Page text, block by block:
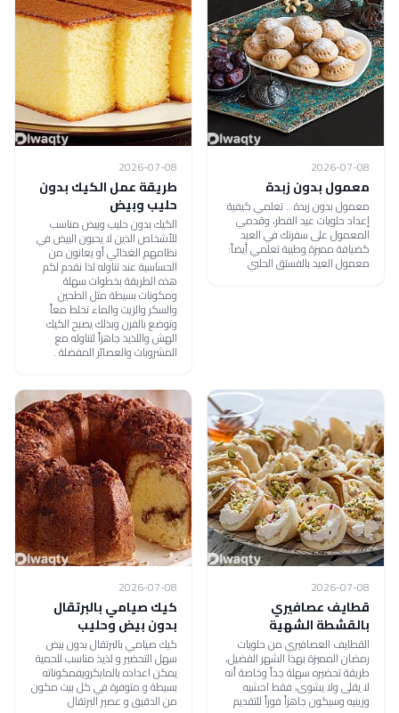
2026-07-08
معمول بدون زبدة
معمول بدون زبدة .. تعلمي كيفية
إعداد حلويات عيد الفطر، وقدمي
المعمول على سفرتك في العيد
كضيافة مميزة وطيبة تعلمي أيضاً:
معمول العيد بالفستق الحلبي
2026-07-08
طريقة عمل الكيك بدون
حليب وبيض
الكيك بدون حليب وبيض مناسب
للأشخاص الذين لا يحبون البيض في
نظامهم الغذائي أو يعانون من
الحساسية عند تناوله لذا نقدم لكم
هذه الطريقة بخطوات سهلة
ومكونات بسيطة مثل الطحين
والسكر والزيت والماء تخلط معاً
وتوضع بالفرن وبذلك يصبح الكيك
الهش واللذيذ جاهزاً لتناوله مع
المشروبات والعصائر المفضلة .
2026-07-08
قطايف عصافيري
بالقشطة الشهية
القطايف العصافيري من حلويات
رمضان المميزة بهذا الشهر الفضيل،
طريقة تحضيره سهلة جداً وخاصة أنه
لا يقلى ولا يشوى، فقط احشيه
وزينيه وسيكون جاهزاً فوراً للتقديم
2026-07-08
كيك صيامي بالبرتقال
بدون بيض وحليب
كيك صيامي بالبرتقال بدون بيض
سهل التحضير و لذيذ مناسب للحمية
يمكن اعداده بالمايكرويفمكوناته
بسيطة و متوفرة في كل بيت مكون
من الدقيق و عصير البرتقال